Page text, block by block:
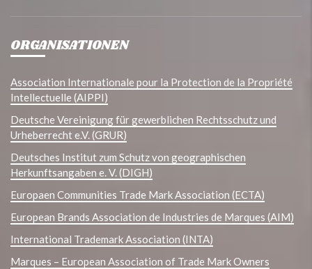
ORGANISATIONEN
Association Internationale pour la Protection de la Propriété
Intellectuelle (AIPPI)
Deutsche Vereinigung für gewerblichen Rechtsschutz und
Urheberrecht e.V. (GRUR)
Deutsches Institut zum Schutz von geographischen
Herkunftsangaben e. V. (DIGH)
Europaen Communities Trade Mark Association (ECTA)
European Brands Association de Industries de Marques (AIM)
International Trademark Association (INTA)
Marques – European Association of Trade Mark Owners